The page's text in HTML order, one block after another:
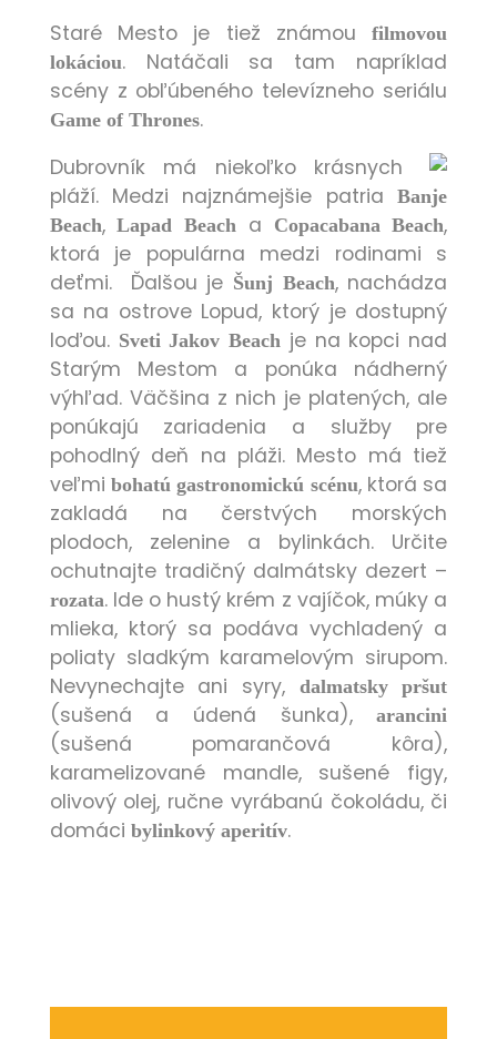
Staré Mesto je tiež známoufilmovou
lokáciou. Natáčali sa tam napríklad
scény z obľúbeného televízneho seriálu
Game of Thrones.
Dubrovník má niekoľko krásnych
pláží. Medzi najznámejšie patriaBanje
Beach,Lapad Beach a Copacabana Beach,
ktorá je populárna medzi rodinami s
deťmi. Ďalšou je Šunj Beach, nachádza
sa na ostrove Lopud, ktorý je dostupný
loďou. Sveti Jakov Beach je na kopci nad
Starým Mestom a ponúka nádherný
výhľad. Väčšina z nich je platených, ale
ponúkajú zariadenia a služby pre
pohodlný deň na pláži. Mesto má tiež
veľmibohatú gastronomickú scénu, ktorá sa
zakladá na čerstvých morských
plodoch, zelenine a bylinkách. Určite
ochutnajte tradičný dalmátsky dezert –
rozata. Ide o hustý krém z vajíčok, múky a
mlieka, ktorý sa podáva vychladený a
poliaty sladkým karamelovým sirupom.
Nevynechajte ani syry,
dalmatsky pršut
(sušená a údená šunka),arancini
(sušená pomarančová kôra),
karamelizované mandle, sušené figy,
olivový olej, ručne vyrábanú čokoládu, či
domáci bylinkový aperitív.